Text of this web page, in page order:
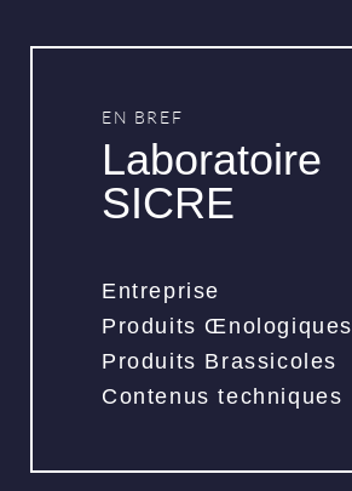
EN BREF
Laboratoire
SICRE
Entreprise
Produits Œnologiques
Produits Brassicoles
Contenus techniques